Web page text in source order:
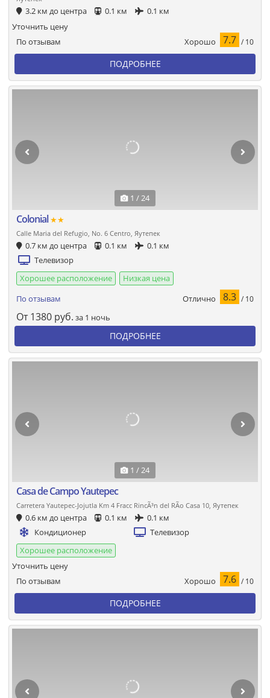
3.2 км до центра 0.1 км 0.1 км
По отзывам Хорошо 7.7 / 10
Уточнить цену
ПОДРОБНЕЕ
1 / 24
Colonial★★
Calle Maria del Refugio, No. 6 Centro, Яутепек
0.7 км до центра 0.1 км
0.1 км
Телевизор
Хорошее расположение
Низкая цена
По отзывам
Отлично 8.3 / 10
От 1380 руб. за 1 ночь
ПОДРОБНЕЕ
1 / 24
Casa de Campo Yautepec
Carretera Yautepec-Jojutla Km 4 Fracc RincÃ³n del RÃ­o Casa 10, Яутепек
0.6 км до центра 0.1 км
0.1 км
Кондиционер
Телевизор
Хорошее расположение
По отзывам Хорошо 7.6 / 10
Уточнить цену
ПОДРОБНЕЕ